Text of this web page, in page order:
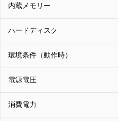
内蔵メモリー
ハードディスク
環境条件（動作時）
電源電圧
消費電力